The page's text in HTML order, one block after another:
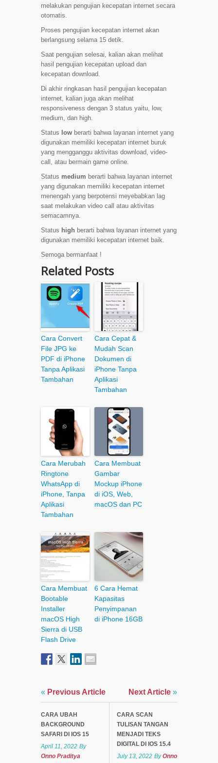
melakukan pengujian kecepatan internet secara
otomatis.
Proses pengujian kecepatan internet akan
berlangsung selama 15 detik.
Saat pengujian selesai, kalian akan melihat
hasil pengujian kecepatan upload dan
kecepatan download.
Di akhir ringkasan hasil pengujian kecepatan
internet, kalian juga akan melihat
responsiveness dengan 3 status yaitu, low,
medium, dan high.
Status low berarti bahwa layanan internet yang
digunakan memiliki kecepatan internet buruk
yang mengganggu aktivitas download, video-
call, atau bermain game online.
Status medium berarti bahwa layanan internet
yang digunakan memiliki kecepatan internet
menengah yang berpotensi meyebabkan lag
saat melakukan video call atau aktivitas
semacamnya.
Status high berarti bahwa layanan internet yang
digunakan memiliki kecepatan internet baik.
Semoga bermanfaat !
Related Posts
Cara Convert
File JPG ke
PDF di iPhone
Tanpa Aplikasi
Tambahan
Cara Cepat &
Mudah Scan
Dokumen di
iPhone Tanpa
Aplikasi
Tambahan
Cara Merubah
Ringtone
WhatsApp di
iPhone, Tanpa
Aplikasi
Tambahan
Cara Membuat
Gambar
Mockup iPhone
di iOS, Web,
macOS dan PC
Cara Membuat
Bootable
Installer
macOS High
Sierra di USB
Flash Drive
6 Cara Hemat
Kapasitas
Penyimpanan
di iPhone 16GB
« Previous Article
CARA UBAH
BACKGROUND
SAFARI DI IOS 15
April 11, 2022 By
Onno Praditya
Next Article »
CARA SCAN
TULISAN TANGAN
MENJADI TEKS
DIGITAL DI IOS 15.4
July 13, 2022 ByOnno